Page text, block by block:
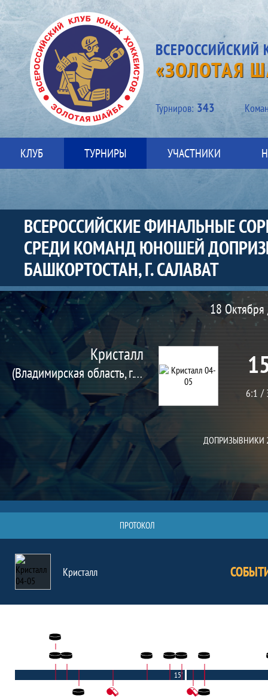
«ЗОЛОТАЯ
Турниров: 343
КЛУБ ТУРНИРЫ УЧАСТНИКИ
ВСЕРОССИЙСКИЕ ФИНАЛЬНЫЕ
СРЕДИ КОМАНД ЮНОШЕЙ
БАШКОРТОСТАН, Г. САЛАВАТ
Матч
18
Кристалл
(Владимирская область, г. Муром)
6:1
ДОПРИЗЫВНИКИ
ПРОТОКОЛ
Кристалл
15'